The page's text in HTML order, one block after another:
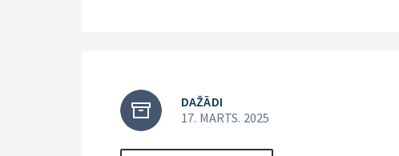
DAŽĀDI
17. MARTS. 2025